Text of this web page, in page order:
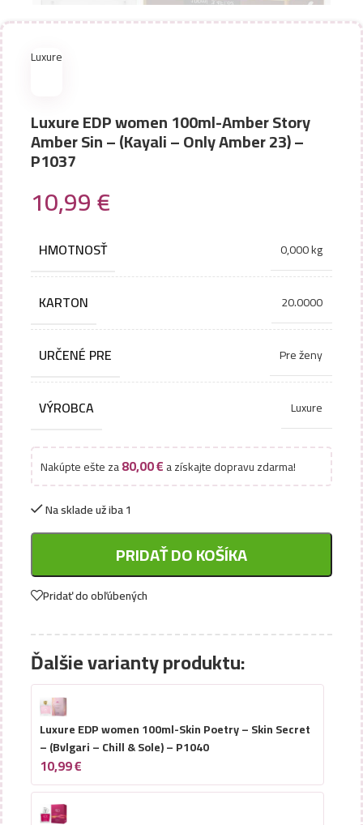
Luxure
Luxure EDP women 100ml-Amber Story
Amber Sin – (Kayali – Only Amber 23) –
P1037
10,99€
HMOTNOSŤ 0,000 kg
KARTON 20.0000
URČENÉ PRE Pre ženy
VÝROBCA Luxure
Nakúpte ešte za80,00€a získajte dopravu zdarma!
Na sklade už iba 1
PRIDAŤ DO KOŠÍKA
Pridať do obľúbených
Ďalšie varianty produktu:
Luxure EDP women 100ml-Skin Poetry – Skin Secret
– (Bvlgari – Chill & Sole) – P1040
10,99€